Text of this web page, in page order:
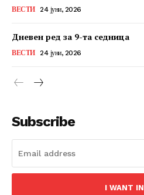
ВЕСТИ 24 јуни, 2026
Дневен ред за 9-та седница
ВЕСТИ 24 јуни, 2026
Subscribe
I WANT IN